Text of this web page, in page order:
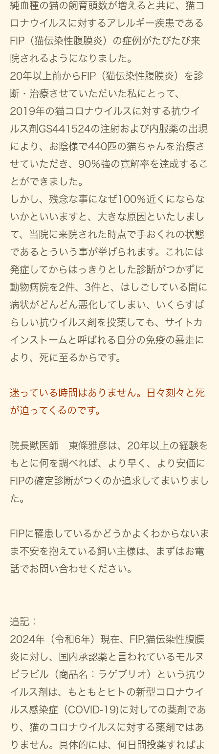
純血種の猫の飼育頭数が増えると共に、猫コ
ロナウイルスに対するアレルギー疾患である
FIP（猫伝染性腹膜炎）の症例がたびたび来
院されるようになりました。
20年以上前からFIP（猫伝染性腹膜炎）を診
断・治療させていただいた私にとって、
2019年の猫コロナウイルスに対する抗ウイ
ルス剤GS441524の注射および内服薬の出現
により、お陰様で440匹の猫ちゃんを治療さ
せていただき、90％強の寛解率を達成するこ
とができました。
しかし、残念な事になぜ100％近くにならな
いかといいますと、大きな原因といたしまし
て、当院に来院された時点で手おくれの状態
であるとういう事が挙げられます。これには
発症してからはっきりとした診断がつかずに
動物病院を2件、3件と、はしごしている間に
病状がどんどん悪化してしまい、いくらすば
らしい抗ウイルス剤を投薬しても、サイトカ
インストームと呼ばれる自分の免疫の暴走に
より、死に至るからです。
迷っている時間はありません。日々刻々と死
が迫ってくるのです。
院長獣医師 東條雅彦は、20年以上の経験を
もとに何を調べれば、より早く、より安価に
FIPの確定診断がつくのか追求 してまいりまし
た。
FIPに罹患しているかどうかよくわからないま
ま不安を抱えている飼い主様は、まずはお電
話でお問い合わせください。
追記：
2024年（令和6年）現在、FIP,猫伝染性腹膜
炎に対し、国内承認薬と言われているモルヌ
ピラビル（商品名：ラゲブリオ）という抗ウ
イルス剤は、もともとヒトの新型コロナウイ
ルス感染症（COVID-19)に対しての薬剤であ
り、猫のコロナウイルスに対する薬剤ではあ
りません。具体的には、何日間投薬すればよ